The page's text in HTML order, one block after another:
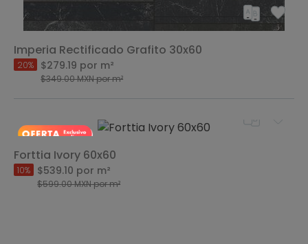
Imperia Rectificado Grafito 30x60
20% $279.19 por m²
$349.00MXNpor m²
Forttia Ivory 60x60
10% $539.10 por m²
$599.00MXNpor m²